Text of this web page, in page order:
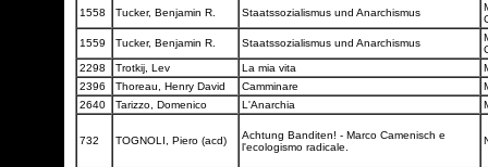
1558
Tucker, Benjamin R. Staatssozialismus und Anarchismus
1559
Tucker, Benjamin R. Staatssozialismus und Anarchismus
2298
Trotkij, Lev La mia vita
2396
Thoreau, Henry David Camminare
2640
Tarizzo, Domenico L'Anarchia
732 TOGNOLI, Piero (acd)
Achtung Banditen! - Marco Camenisch e
l'ecologismo radicale.